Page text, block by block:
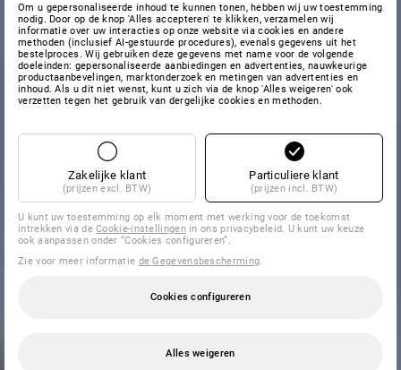
Om u gepersonaliseerde inhoud te kunnen tonen, hebben wij uw toestemming
nodig. Door op de knop 'Alles accepteren' te klikken, verzamelen wij
informatie over uw interacties op onze website via cookies en andere
methoden (inclusief AI-gestuurde procedures), evenals gegevens uit het
bestelproces. Wij gebruiken deze gegevens met name voor de volgende
doeleinden: gepersonaliseerde aanbiedingen en advertenties, nauwkeurige
productaanbevelingen, marktonderzoek en metingen van advertenties en
inhoud. Als u dit niet wenst, kunt u zich via de knop 'Alles weigeren' ook
verzetten tegen het gebruik van dergelijke cookies en methoden.
Zakelijke klant
(prijzen excl. BTW)
Particuliere klant
(prijzen incl. BTW)
U kunt uw toestemming op elk moment met werking voor de toekomst
intrekken via deCookie-instellingenin ons privacybeleid. U kunt uw keuze
ook aanpassen onder “Cookies configureren”.
Zie voor meer informatie de Gegevensbescherming
Cookies configureren
Alles weigeren